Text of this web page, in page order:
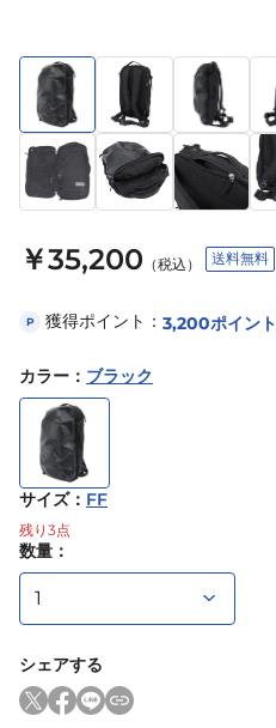
￥35,200 （税込） 送料無料
P 獲得ポイント： 3,200ポイント
カラー ： ブラック
サイズ： FF
残り 3点
数量：
シェアする